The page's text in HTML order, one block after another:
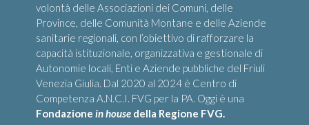
volontà delle Associazioni dei Comuni, delle
Province, delle Comunità Montane e delle Aziende
sanitarie regionali, con l’obiettivo di rafforzare la
capacità istituzionale, organizzativa e gestionale di
Autonomie locali, Enti e Aziende pubbliche del Friuli
Venezia Giulia. Dal 2020 al 2024 è Centro di
Competenza A.N.C.I. FVG per la PA. Oggi è una
Fondazionein house della Regione FVG.